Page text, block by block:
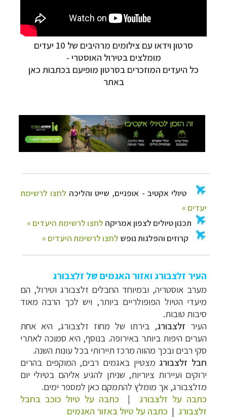
סרטון וידאו עם צילומים מרהיבים של 10 יעדים
מומלצים בטירול האוסטרי -
כל היעדים המוזכרים בסרטון מופיעם בכתבות כאן
באתר
העיר זלצבורג ואזור האגמים של זלצבורג
מערב אוסטריה, ובמיוחד החבלים זלצבורג וטירול, הם
מיעדי הטיול הפופולריים ביותר, ויש לכך הרבה מאוד
סיבות טובות.
העיר זלצבורג, בירתו של מחוז זלצבורג, היא אחת
הערים היפות ביותר באירופה. בנוסף, היא סמוכה לאתרי
סקי רבים ובכך מהווה מרכז תיירותי בכל עונות השנה.
חבל זלצבורג מצטיין באגמים רבים, המוקפים בהרים
ירוקים ועיירות ציוריות, שניתן להגיע אליהם בטיולי יום
מזלצבורג, אך מומלץ להתמקם כאן למספר ימים.
כתבה על זלצבורג| כתבה על טיול כוכב בחבל
זלצבורג | כתבה על טיול באזור האגמים